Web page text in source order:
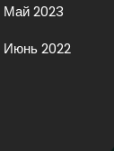
Май 2023
Июнь 2022